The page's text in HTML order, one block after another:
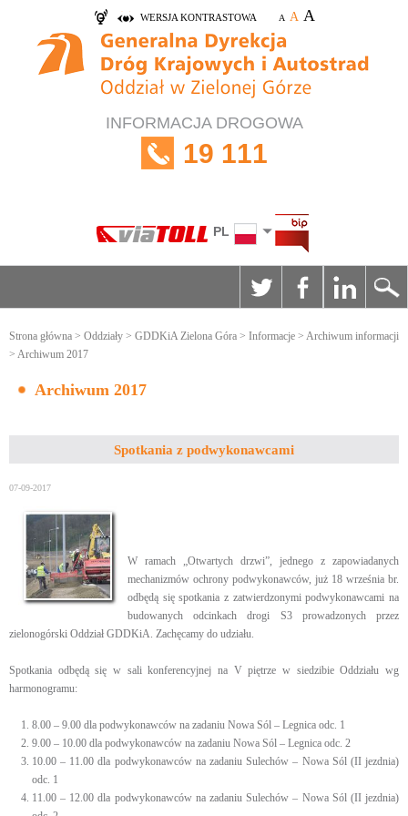
WERSJA KONTRASTOWA A A A
INFORMACJA DROGOWA
19 111
PL
Strona główna > Oddziały > GDDKiA Zielona Góra > Informacje > Archiwum informacji
> Archiwum 2017
Archiwum 2017
Spotkania z podwykonawcami
07-09-2017
W ramach „Otwartych drzwi”, jednego z zapowiadanych
mechanizmów ochrony podwykonawców, już 18 września br.
odbędą się spotkania z zatwierdzonymi podwykonawcami na
budowanych odcinkach drogi S3 prowadzonych przez
zielonogórski Oddział GDDKiA. Zachęcamy do udziału.
Spotkania odbędą się w sali konferencyjnej na V piętrze w siedzibie Oddziału wg
harmonogramu:
8.00 – 9.00 dla podwykonawców na zadaniu Nowa Sól – Legnica odc. 1
9.00 – 10.00 dla podwykonawców na zadaniu Nowa Sól – Legnica odc. 2
10.00 – 11.00 dla podwykonawców na zadaniu Sulechów – Nowa Sól (II jezdnia)
odc. 1
11.00 – 12.00 dla podwykonawców na zadaniu Sulechów – Nowa Sól (II jezdnia)